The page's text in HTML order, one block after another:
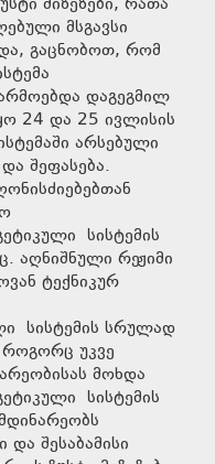
მსგავსი
გაცნობოთ, რომ
დაგეგმილ
24 და 25 ივლისის
არსებული
შეფასება.
სისტემის
აღნიშნული რეჟიმი
ტექნიკურ
სისტემის სრულად
უკვე
მოხდა
სისტემის
შესაბამისი